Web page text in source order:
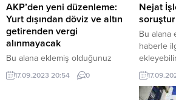
AKP’den yeni düzenleme:
Yurt dışından döviz ve altın
getirenden vergi
alınmayacak
Bu alana eklemiş olduğunuz
haberle ilgili kısa bir özet bilgisi
ekleyebilirsiniz. Bu metin yazı
17.09.2023 20:54 0
Nejat
Bu alana
haberle